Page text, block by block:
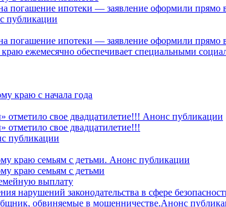
погашение ипотеки — заявление оформили
публикации
погашение ипотеки — заявление оформили прямо
ежемесячно обеспечивает специальными
краю с начала года
отметило свое двадцатилетие!!! Анонс публикации
отметило свое двадцатилетие!!!
краю семьям с детьми. Анонс публикации
краю семьям с детьми
выплату
нарушений законодательства в сфере
обвиняемые в мошенничестве.Анонс